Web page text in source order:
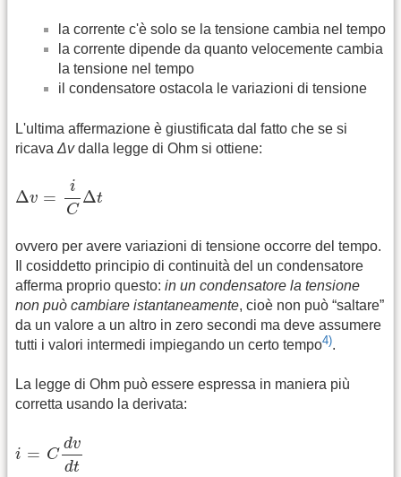
la corrente c'è solo se la tensione cambia nel tempo
la corrente dipende da quanto velocemente cambia
la tensione nel tempo
il condensatore ostacola le variazioni di tensione
L'ultima affermazione è giustificata dal fatto che se si
ricava Δvdalla legge di Ohm si ottiene:
Δv =
i
C
Δt
Δt
ovvero per avere variazioni di tensione occorre del tempo.
Il cosiddetto principio di continuità del un condensatore
afferma proprio questo: in un condensatore la tensione
non può cambiare istantaneamente, cioè non può “saltare”
da un valore a un altro in zero secondi ma deve assumere
tutti i valori intermedi impiegando un certo tempo4).
La legge di Ohm può essere espressa in maniera più
corretta usando la derivata:
i = C
dv
dt
dt